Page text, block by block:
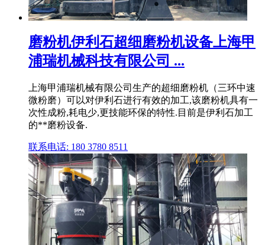
磨粉机伊利石超细磨粉机设备上海甲
浦瑞机械科技有限公司 ...
上海甲浦瑞机械有限公司生产的超细磨粉机（三环中速
微粉磨）可以对伊利石进行有效的加工,该磨粉机具有一
次性成粉,耗电少,更技能环保的特性.目前是伊利石加工
的**磨粉设备.
联系电话: 180 3780 8511